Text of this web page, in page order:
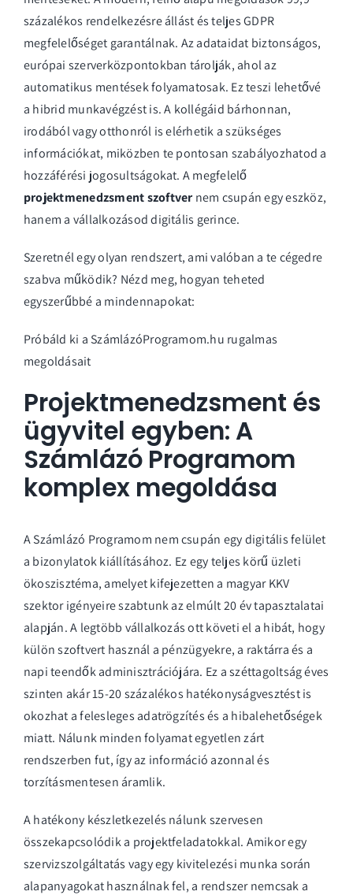
százalékos rendelkezésre állást és teljes GDPR
megfelelőséget garantálnak. Az adataidat biztonságos,
európai szerverközpontokban tárolják, ahol az
automatikus mentések folyamatosak. Ez teszi lehetővé
a hibrid munkavégzést is. A kollégáid bárhonnan,
irodából vagy otthonról is elérhetik a szükséges
információkat, miközben te pontosan szabályozhatod a
hozzáférési jogosultságokat. A megfelelő
projektmenedzsment szoftvernem csupán egy eszköz,
hanem a vállalkozásod digitális gerince.
Szeretnél egy olyan rendszert, ami valóban a te cégedre
szabva működik? Nézd meg, hogyan teheted
egyszerűbbé a mindennapokat:
Próbáld ki a SzámlázóProgramom.hu rugalmas
megoldásait
Projektmenedzsment és
ügyvitel egyben: A
Számlázó Programom
komplex megoldása
A Számlázó Programom nem csupán egy digitális felület
a bizonylatok kiállításához. Ez egy teljes körű üzleti
ökoszisztéma, amelyet kifejezetten a magyar KKV
szektor igényeire szabtunk az elmúlt 20 év tapasztalatai
alapján. A legtöbb vállalkozás ott követi el a hibát, hogy
külön szoftvert használ a pénzügyekre, a raktárra és a
napi teendők adminisztrációjára. Ez a széttagoltság éves
szinten akár 15-20 százalékos hatékonyságvesztést is
okozhat a felesleges adatrögzítés és a hibalehetőségek
miatt. Nálunk minden folyamat egyetlen zárt
rendszerben fut, így az információ azonnal és
torzításmentesen áramlik.
A hatékony készletkezelés nálunk szervesen
összekapcsolódik a projektfeladatokkal. Amikor egy
szervizszolgáltatás vagy egy kivitelezési munka során
alapanyagokat használnak fel, a rendszer nemcsak a